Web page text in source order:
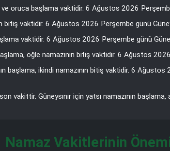
ve oruca başlama vaktidir. 6 Ağustos 2026
bitiş vaktidir. 6 Ağustos 2026 Perşembe günü
vaktidir. 6 Ağustos 2026 Perşembe günü
öğle namazının bitiş vaktidir. 6 Ağustos
başlama, ikindi namazının bitiş vaktidir. 6
vakittir. Güneysınır için yatsı namazının
Namaz Vakitlerinin